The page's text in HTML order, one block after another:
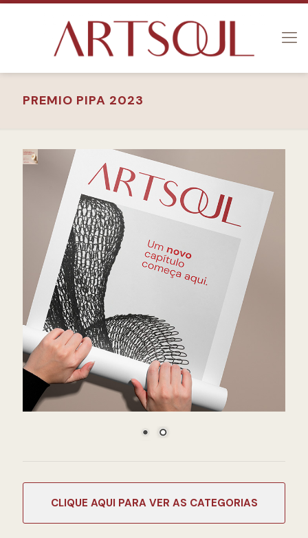
PREMIO PIPA 2023
CATEGORIAS